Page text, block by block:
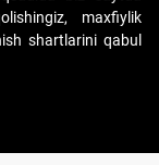
maxfiylik
shartlarini qabul